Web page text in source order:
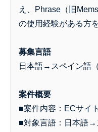
え、Phrase（旧
の使用経験がある方
募集言語
日本語→スペイン語
案件概要
■案件内容：ECサイト
■対象言語：日本語→